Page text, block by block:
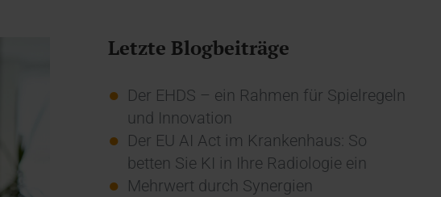
Letzte Blogbeiträge
Der EHDS – ein Rahmen für Spielregeln
und Innovation
Der EU AI Act im Krankenhaus: So
betten Sie KI in Ihre Radiologie ein
Mehrwert durch Synergien